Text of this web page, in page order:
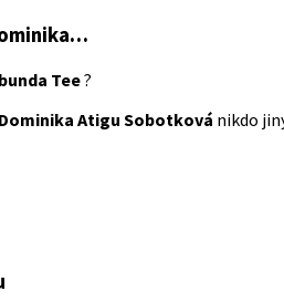
Tee?
Dominika Atigu Sobotková nikdo